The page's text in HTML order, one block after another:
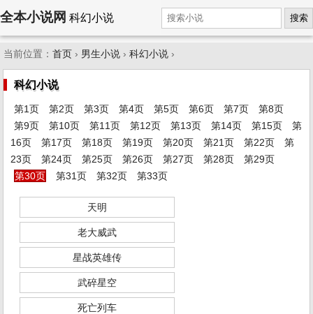
全本小说网 科幻小说 搜索
当前位置： 首页 › 男生小说 › 科幻小说 ›
科幻小说
第1页 第2页 第3页 第4页 第5页 第6页 第7页
第8页
第9页
第10页 第11页 第12页 第13页 第14页 第15页
第
16页
第17页 第18页 第19页 第20页 第21页 第22页
第
23页
第24页 第25页 第26页 第27页 第28页
第29页
第30页
第31页 第32页 第33页
天明
老大威武
星战英雄传
武碎星空
死亡列车